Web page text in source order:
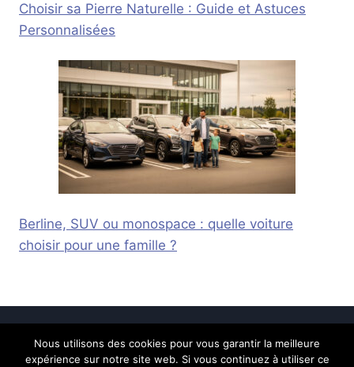
Choisir sa Pierre Naturelle : Guide et Astuces
Personnalisées
Berline, SUV ou monospace : quelle voiture
choisir pour une famille ?
© 2026 Calais Online - Mentions légales-
Nous utilisons des cookies pour vous garantir la meilleure
expérience sur notre site web. Si vous continuez à utiliser ce